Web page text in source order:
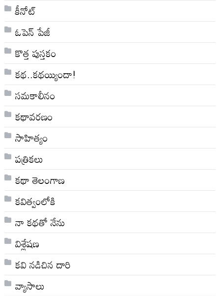
కీనోట్
ఓపెన్ పేజీ
కొత్త పుస్తకం
కథ..కథయ్యిందా!
సమకాలీనం
కథావరణం
సాహిత్యం
పత్రికలు
కథా తెలంగాణ
కవిత్వంలోకి
నా క‌థ‌తో నేను
విశ్లేషణ
కవి నడిచిన దారి
వ్యాసాలు